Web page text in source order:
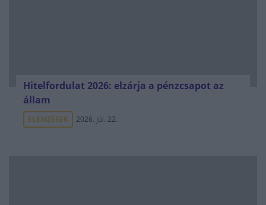
Hitelfordulat 2026: elzárja a pénzcsapot az
állam
ELEMZÉSEK 2026. júl. 22.